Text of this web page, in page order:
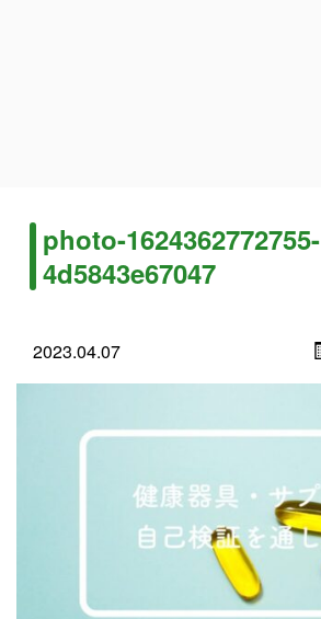
photo-1624362772755-
4d5843e67047
2023.04.07